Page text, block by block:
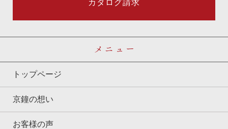
カタログ請求
トップページ
京鐘の想い
お客様の声